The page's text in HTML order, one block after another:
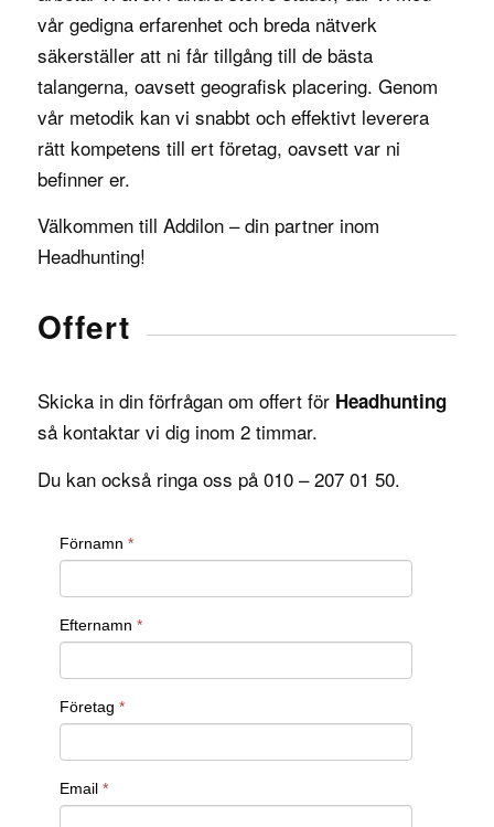
vår gedigna erfarenhet och breda nätverk
säkerställer att ni får tillgång till de bästa
talangerna, oavsett geografisk placering. Genom
vår metodik kan vi snabbt och effektivt leverera
rätt kompetens till ert företag, oavsett var ni
befinner er.
Välkommen till Addilon – din partner inom
Headhunting!
Offert
Skicka in din förfrågan om offert för Headhunting
så kontaktar vi dig inom 2 timmar.
Du kan också ringa oss på 010 – 207 01 50.